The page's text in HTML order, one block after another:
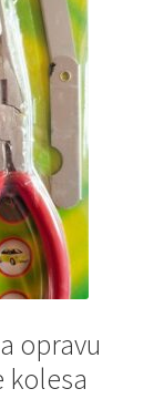
opravu
kolesa